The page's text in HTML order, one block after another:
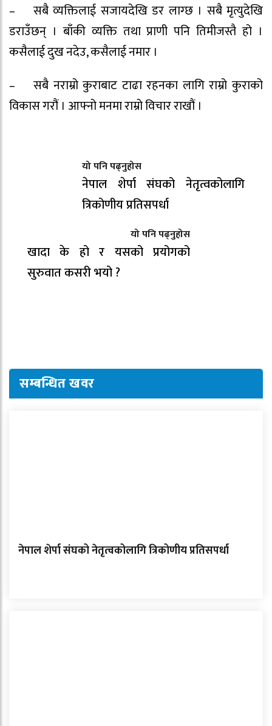
– सबै व्यक्तिलाई सजायदेखि डर लाग्छ । सबै मृत्युदेखि
डराउँछन् । बाँकी व्यक्ति तथा प्राणी पनि तिमीजस्तै हो ।
कसैलाई दुख नदेउ, कसैलाई नमार ।
– सबै नराम्रो कुराबाट टाढा रहनका लागि राम्रो कुराको
विकास गरौं । आफ्नो मनमा राम्रो विचार राखौं ।
यो पनि पढ्नुहोस
नेपाल शेर्पा संघको नेतृत्वकोलागि
त्रिकोणीय प्रतिसपर्धा
यो पनि पढ्नुहोस
खादा के हो र यसको प्रयोगको
सुरुवात कसरी भयो ?
सम्बन्धित खवर
नेपाल शेर्पा संघको नेतृत्वकोलागि त्रिकोणीय प्रतिसपर्धा